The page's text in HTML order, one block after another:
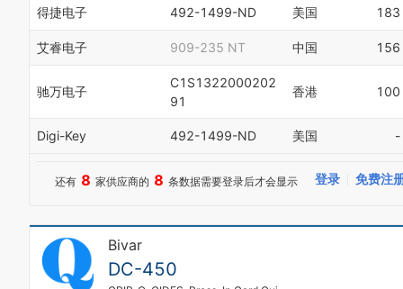
得捷电子 492-1499-ND 美国 183
艾睿电子 909-235 NT 中国 156
驰万电子
C1S1322000202
91
香港 100
Digi-Key 492-1499-ND 美国 -
还有 8 家供应商的 8 条数据需要登录后才会显示 登录 免费注
Bivar
DC-450